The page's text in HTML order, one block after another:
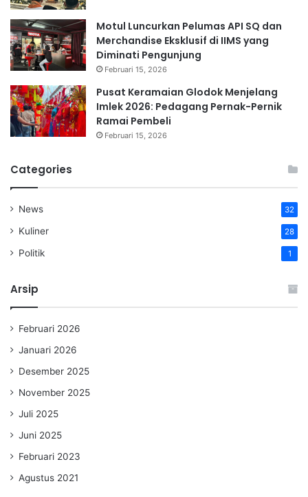
Motul Luncurkan Pelumas API SQ dan
Merchandise Eksklusif di IIMS yang
Diminati Pengunjung
Februari 15, 2026
Pusat Keramaian Glodok Menjelang
Imlek 2026: Pedagang Pernak-Pernik
Ramai Pembeli
Februari 15, 2026
Categories
News 32
Kuliner 28
Politik 1
Arsip
Februari 2026
Januari 2026
Desember 2025
November 2025
Juli 2025
Juni 2025
Februari 2023
Agustus 2021